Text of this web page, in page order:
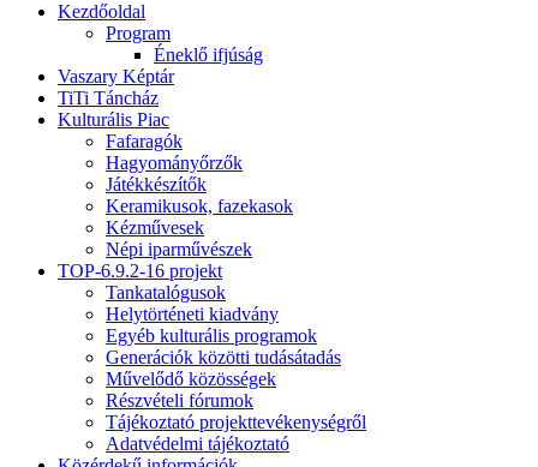
Kezdőoldal
Program
Éneklő ifjúság
Vaszary Képtár
TiTi Táncház
Kulturális Piac
Fafaragók
Hagyományőrzők
Játékkészítők
Keramikusok, fazekasok
Kézművesek
Népi iparművészek
TOP-6.9.2-16 projekt
Tankatalógusok
Helytörténeti kiadvány
Egyéb kulturális programok
Generációk közötti tudásátadás
Művelődő közösségek
Részvételi fórumok
Tájékoztató projekttevékenységről
Adatvédelmi tájékoztató